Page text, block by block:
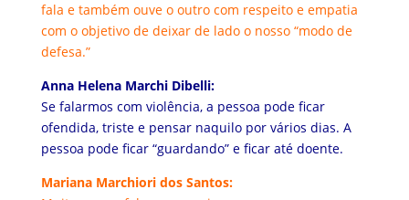
fala e também ouve o outro com respeito e empatia
com o objetivo de deixar de lado o nosso “modo de
defesa.”
Anna Helena Marchi Dibelli:
Se falarmos com violência, a pessoa pode ficar
ofendida, triste e pensar naquilo por vários dias. A
pessoa pode ficar “guardando” e ficar até doente.
Mariana Marchiori dos Santos: